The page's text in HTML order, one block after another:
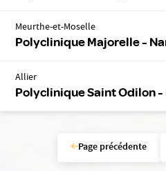
Meurthe-et-Moselle
Polyclinique Majorelle -
Allier
Polyclinique Saint Odilon -
Page précédente